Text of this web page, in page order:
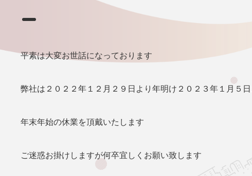
平素は大変お世話になっております
弊社は２０２２年１２月２９日より年明け２０２３年１月５
年末年始の休業を頂戴いたします
ご迷惑お掛けしますが何卒宜しくお願い致します